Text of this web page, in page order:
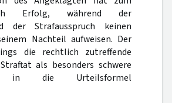
Erfolg, während der
der Strafausspruch keinen
Nachteil aufweisen. Der
die rechtlich zutreffende
als besonders schwere
in die Urteilsformel